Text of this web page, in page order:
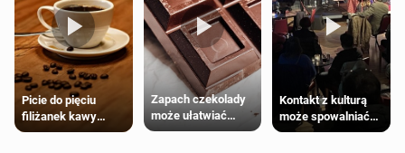
Picie do pięciu
filiżanek kawy
dziennie jest
Zapach czekolady
może ułatwiać
trening siłowy
Kontakt z kulturą
może spowalniać
starzenie